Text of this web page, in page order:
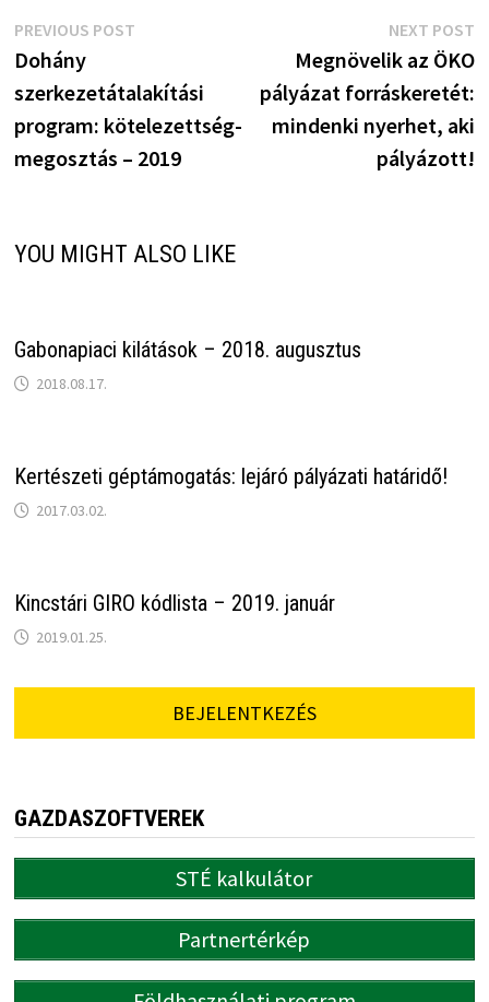
Bejegyzés
navigáció
PREVIOUS POSTPrevious
Dohány
szerkezetátalakítási
program: kötelezettség-
megosztás – 2019
NEXT POST
Megnövelik az ÖKO
pályázat forráskeretét:
mindenki nyerhet, aki
pályázott!
YOU MIGHT ALSO LIKE
Gabonapiaci kilátások – 2018. augusztus
2018.08.17.
Kertészeti géptámogatás: lejáró pályázati határidő!
2017.03.02.
Kincstári GIRO kódlista – 2019. január
2019.01.25.
BEJELENTKEZÉS
GAZDASZOFTVEREK
STÉ kalkulátor
Partnertérkép